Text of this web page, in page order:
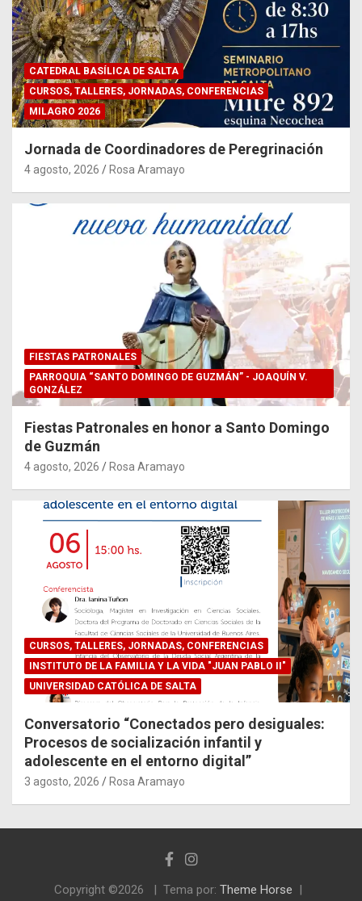
CATEDRAL BASÍLICA DE SALTA
CURSOS, TALLERES, JORNADAS, CONFERENCIAS
MILAGRO 2026
Jornada de Coordinadores de Peregrinación
4 agosto, 2026 Rosa Aramayo
FIESTAS PATRONALES
PARROQUIA “SANTO DOMINGO DE GUZMÁN” - JOAQUÍN V.
GONZÁLEZ
Fiestas Patronales en honor a Santo Domingo
de Guzmán
4 agosto, 2026 Rosa Aramayo
CURSOS, TALLERES, JORNADAS, CONFERENCIAS
INSTITUTO DE LA FAMILIA Y LA VIDA "JUAN PABLO II"
UNIVERSIDAD CATÓLICA DE SALTA
Conversatorio “Conectados pero desiguales:
Procesos de socialización infantil y
adolescente en el entorno digital”
3 agosto, 2026 Rosa Aramayo
Copyright ©2026 Tema por: Theme Horse